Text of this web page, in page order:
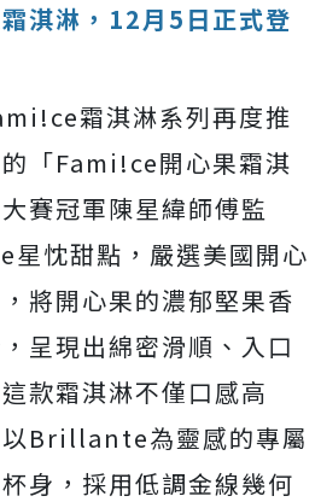
淇淋，12月5日正式登
霜淇淋系列再度推
「Fami!ce開心果霜淇
賽冠軍陳星緯師傅監
忱甜點，嚴選美國開心
將開心果的濃郁堅果香
呈現出綿密滑順、入口
款霜淇淋不僅口感高
Brillante為靈感的專屬
身，採用低調金線幾何